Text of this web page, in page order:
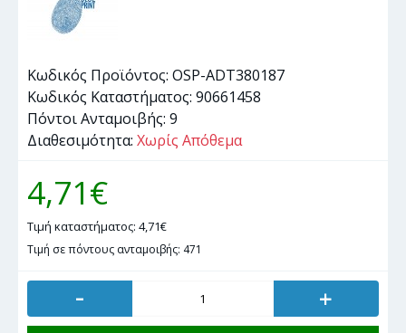
Κωδικός Προϊόντος: OSP-ADT380187
Κωδικός Καταστήματος: 90661458
Πόντοι Ανταμοιβής: 9
Διαθεσιμότητα: Χωρίς Απόθεμα
4,71€
Τιμή καταστήματος: 4,71€
Τιμή σε πόντους ανταμοιβής: 471
- +